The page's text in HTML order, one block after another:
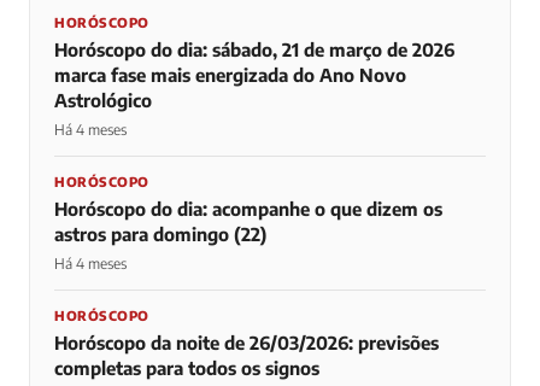
HORÓSCOPO
Horóscopo do dia: sábado, 21 de março de 2026
marca fase mais energizada do Ano Novo
Astrológico
Há 4 meses
HORÓSCOPO
Horóscopo do dia: acompanhe o que dizem os
astros para domingo (22)
Há 4 meses
HORÓSCOPO
Horóscopo da noite de 26/03/2026: previsões
completas para todos os signos